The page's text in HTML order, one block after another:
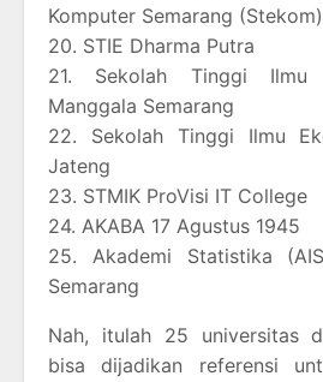
Komputer Semarang (Stekom)
20. STIE Dharma Putra
21. Sekolah Tinggi Ilmu
Manggala Semarang
22. Sekolah Tinggi Ilmu
Jateng
23. STMIK ProVisi IT College
24. AKABA 17 Agustus 1945
25. Akademi Statistika
Semarang
Nah, itulah 25 universitas
bisa dijadikan referensi